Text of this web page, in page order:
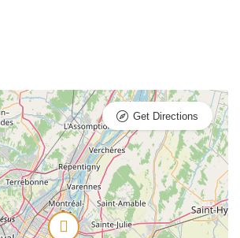
Get Directions